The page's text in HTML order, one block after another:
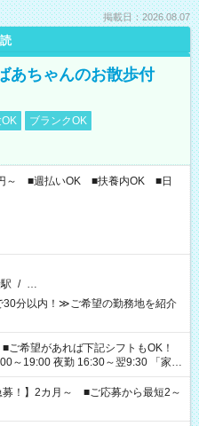
掲載日：2026.08.07
あちゃんのお散歩付
ブランクOK
～ ■週払いOK ■扶養内OK ■日
/ …
分以内！≫ご希望の勤務地を紹介
19:00 夜勤 16:30～翌9:30 「家族
裕を持って夕飯の準備がしたい」
い」 など、ご希望を教えてください
時間。 合計で週40時間を超える場
募！】2カ月～ ■ご応募から最短2～